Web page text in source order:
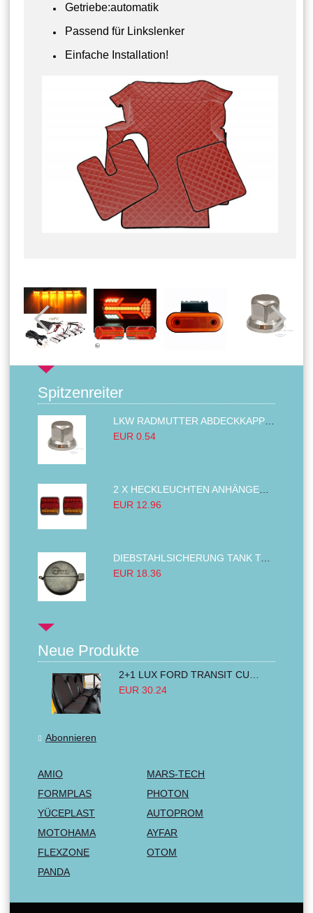
Getriebe:automatik
Passend für Linkslenker
Einfache Installation!
Spitzenreiter
EUR 0.54
EUR 12.96
DIEBSTAHLSICHERUNG TANK TANKDECKEL DIESELTANK KRAFTSTOFFTANKDECKEL VERRIEGELUNG PASSEND FÜR LKW PKW TRAKTOREN BAGGER 80MM
EUR 18.36
Neue Produkte
EUR 30.24
Abonnieren
AMIO
MARS-TECH
FORMPLAS
PHOTON
YÜCEPLAST
AUTOPROM
MOTOHAMA
AYFAR
FLEXZONE
OTOM
PANDA